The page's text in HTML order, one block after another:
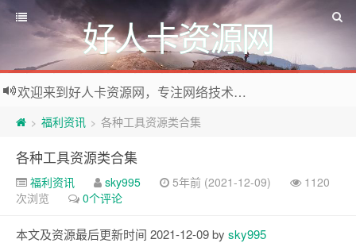
好人卡资源网
欢迎来到好人卡资源网，专注网络技术资源收集，我们不仅是网络资源的搬运工，也生产原创资源。寻找资源请留言或关注公众号:烈日下的男人
> 福利资讯 > 各种工具资源类合集
各种工具资源类合集
福利资讯 sky995 5年前 (2021-12-09)
1120
次浏览
0个评论
本文及资源最后更新时间 2021-12-09 by sky995